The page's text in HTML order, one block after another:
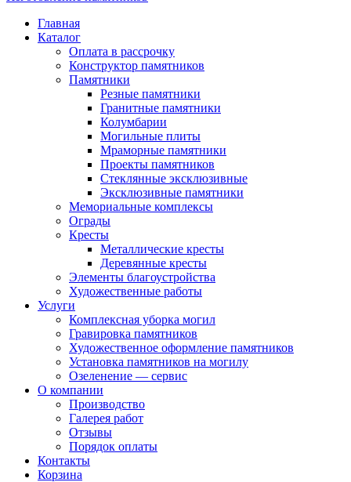
Главная
Каталог
Оплата в рассрочку
Конструктор памятников
Памятники
Резные памятники
Гранитные памятники
Колумбарии
Могильные плиты
Мраморные памятники
Проекты памятников
Стеклянные эксклюзивные
Эксклюзивные памятники
Мемориальные комплексы
Ограды
Кресты
Металлические кресты
Деревянные кресты
Элементы благоустройства
Художественные работы
Услуги
Комплексная уборка могил
Гравировка памятников
Художественное оформление памятников
Установка памятников на могилу
Озеленение — сервис
О компании
Производство
Галерея работ
Отзывы
Порядок оплаты
Контакты
Корзина